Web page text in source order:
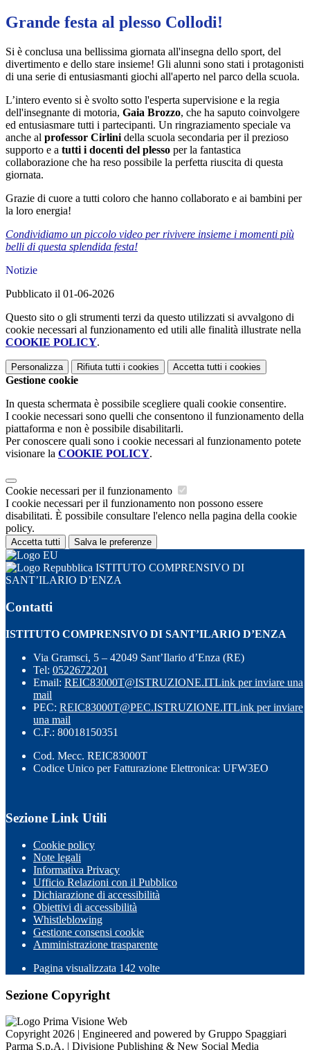
Grande festa al plesso Collodi!
Si è conclusa una bellissima giornata all'insegna dello sport, del
divertimento e dello stare insieme! Gli alunni sono stati i protagonisti
di una serie di entusiasmanti giochi all'aperto nel parco della scuola.
L’intero evento si è svolto sotto l'esperta supervisione e la regia
dell'insegnante di motoria, Gaia Brozzo, che ha saputo coinvolgere
ed entusiasmare tutti i partecipanti. Un ringraziamento speciale va
anche al professor Cirlini della scuola secondaria per il prezioso
supporto e a tutti i docenti del plesso per la fantastica
collaborazione che ha reso possibile la perfetta riuscita di questa
giornata.
Grazie di cuore a tutti coloro che hanno collaborato e ai bambini per
la loro energia!
Condividiamo un piccolo video per rivivere insieme i momenti più
belli di questa splendida festa!
Notizie
Pubblicato il 01-06-2026
Questo sito o gli strumenti terzi da questo utilizzati si avvalgono di
cookie necessari al funzionamento ed utili alle finalità illustrate nella
COOKIE POLICY.
Personalizza Rifiuta tutti i cookies Accetta tutti i cookies
Gestione cookie
In questa schermata è possibile scegliere quali cookie consentire.
I cookie necessari sono quelli che consentono il funzionamento della
piattaforma e non è possibile disabilitarli.
Per conoscere quali sono i cookie necessari al funzionamento potete
visionare la COOKIE POLICY.
Cookie necessari per il funzionamento
I cookie necessari per il funzionamento non possono essere
disabilitati. È possibile consultare l'elenco nella pagina della cookie
policy.
Accetta tutti Salva le preferenze
ISTITUTO COMPRENSIVO DI
SANT’ILARIO D’ENZA
Contatti
ISTITUTO COMPRENSIVO DI SANT’ILARIO D’ENZA
Via Gramsci, 5 – 42049 Sant’Ilario d’Enza (RE)
Tel: 0522672201
Email: REIC83000T@ISTRUZIONE.ITLink per inviare una
mail
PEC: REIC83000T@PEC.ISTRUZIONE.ITLink per inviare
una mail
C.F.: 80018150351
Cod. Mecc. REIC83000T
Codice Unico per Fatturazione Elettronica: UFW3EO
Sezione Link Utili
Cookie policy
Note legali
Informativa Privacy
Ufficio Relazioni con il Pubblico
Dichiarazione di accessibilità
Obiettivi di accessibilità
Whistleblowing
Gestione consensi cookie
Amministrazione trasparente
Pagina visualizzata 142 volte
Sezione Copyright
Copyright 2026 | Engineered and powered by Gruppo Spaggiari
Parma S.p.A. | Divisione Publishing & New Social Media